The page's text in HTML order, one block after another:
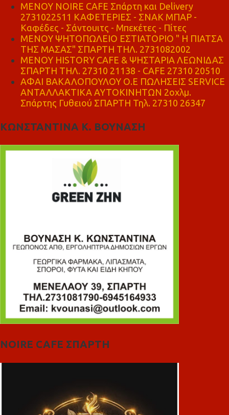
MENOY NOIRE CAFE Σπάρτη και Delivery
2731022511 ΚΑΦΕΤΕΡΙΕΣ - ΣΝΑΚ ΜΠΑΡ -
Καφέδες - Σάντουιτς - Μπεκέτες - Πίτες
ΜΕΝΟΥ ΨΗΤΟΠΩΛΕΙΟ ΕΣΤΙΑΤΟΡΙΟ " Η ΠΙΑΤΣΑ
ΤΗΣ ΜΑΣΑΣ" ΣΠΑΡΤΗ ΤΗΛ. 2731082002
ΜΕΝΟΥ HISTORY CAFE & ΨΗΣΤΑΡΙΑ ΛΕΩΝΙΔΑΣ
ΣΠΑΡΤΗ ΤΗΛ. 27310 21138 - CAFE 27310 20510
ΑΦΑΙ ΒΑΚΑΛΟΠΟΥΛΟΥ Ο.Ε ΠΩΛΗΣΕΙΣ SERVICE
ΑΝΤΑΛΛΑΚΤΙΚΑ ΑΥΤΟΚΙΝΗΤΩΝ 2οχλμ.
Σπάρτης Γυθειού ΣΠΑΡΤΗ Τηλ. 27310 26347
ΚΩΝΣΤΑΝΤΙΝΑ Κ. ΒΟΥΝΑΣΗ
NOIRE CAFE ΣΠΑΡΤΗ